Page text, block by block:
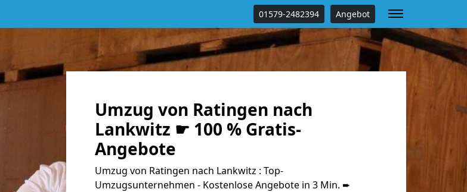
01579-2482394 Angebot
Umzug von Ratingen nach
Lankwitz ☛ 100 % Gratis-
Angebote
Umzug von Ratingen nach Lankwitz : Top-
Umzugsunternehmen - Kostenlose Angebote in 3 Min. ➨